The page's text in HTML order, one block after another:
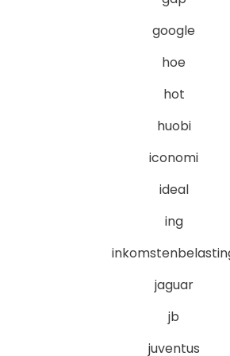
google
hoe
hot
huobi
iconomi
ideal
ing
jaguar
jb
juventus